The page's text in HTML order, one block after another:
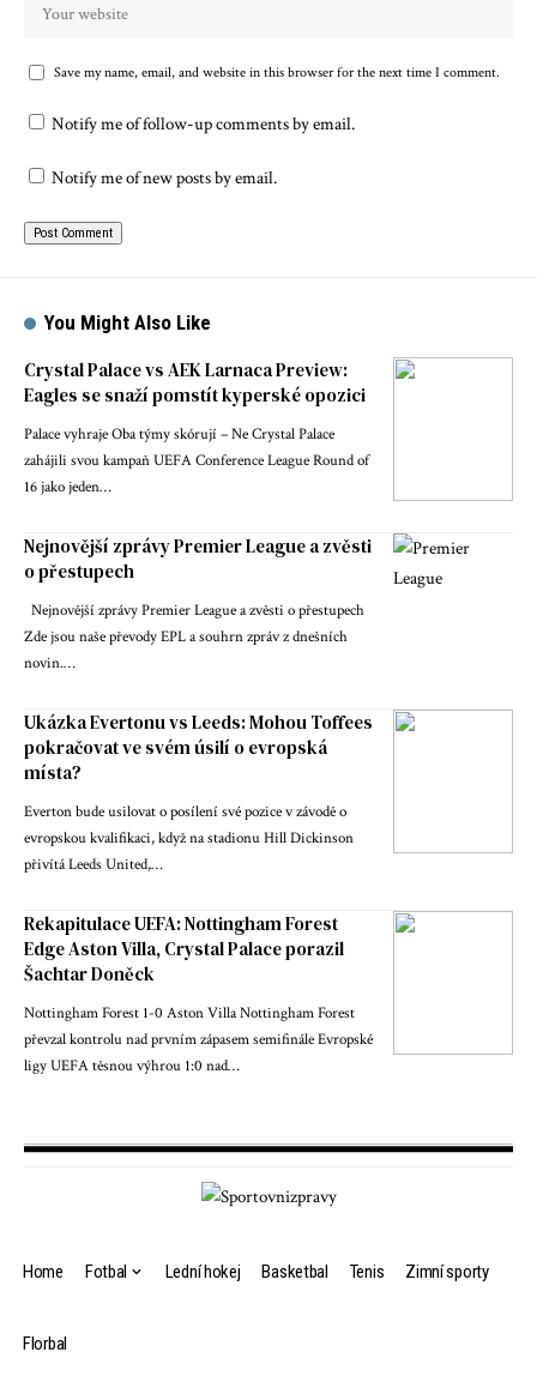
Save my name, email, and website in this browser for the next time I comment.
Notify me of follow-up comments by email.
Notify me of new posts by email.
You Might Also Like
Crystal Palace vs AEK Larnaca Preview:
Eagles se snaží pomstít kyperské opozici
Palace vyhraje Oba týmy skórují – Ne Crystal Palace
zahájili svou kampaň UEFA Conference League Round of
16 jako jeden…
Nejnovější zprávy Premier League a zvěsti
o přestupech
Nejnovější zprávy Premier League a zvěsti o přestupech
Zde jsou naše převody EPL a souhrn zpráv z dnešních
novin.…
Ukázka Evertonu vs Leeds: Mohou Toffees
pokračovat ve svém úsilí o evropská
místa?
Everton bude usilovat o posílení své pozice v závodě o
evropskou kvalifikaci, když na stadionu Hill Dickinson
přivítá Leeds United,…
Rekapitulace UEFA: Nottingham Forest
Edge Aston Villa, Crystal Palace porazil
Šachtar Doněck
Nottingham Forest 1-0 Aston Villa Nottingham Forest
převzal kontrolu nad prvním zápasem semifinále Evropské
ligy UEFA těsnou výhrou 1:0 nad…
Home Fotbal Lední hokej Basketbal Tenis Zimní sporty
Florbal